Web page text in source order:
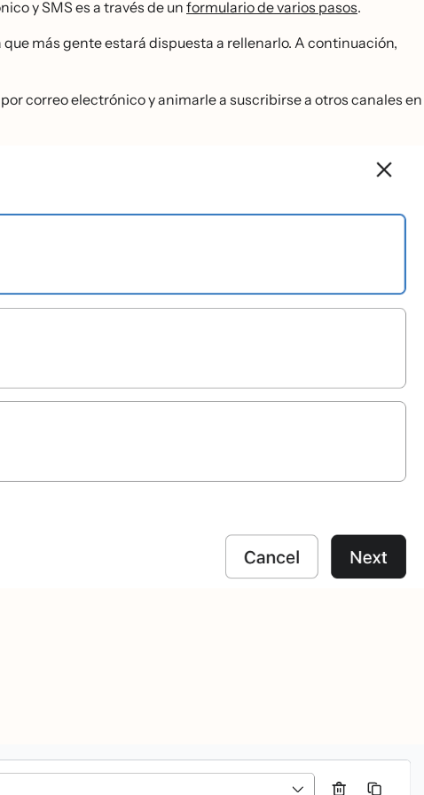
y SMS es a través de un formulario de varios pasos.
más gente estará dispuesta a rellenarlo. A continuación,
correo electrónico y animarle a suscribirse a otros canales en